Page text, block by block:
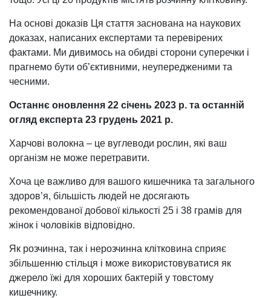
На основі доказів Ця стаття заснована на наукових
доказах, написаних експертами та перевірених
фактами. Ми дивимось на обидві сторони суперечки і
прагнемо бути об’єктивними, неупередженими та
чесними.
Останнє оновлення 22 січень 2023 р. та останній
огляд експерта 23 грудень 2021 р.
Харчові волокна – це вуглеводи рослин, які ваш
організм не може перетравити.
Хоча це важливо для вашого кишечника та загального
здоров’я, більшість людей не досягають
рекомендованої добової кількості 25 і 38 грамів для
жінок і чоловіків відповідно.
Як розчинна, так і нерозчинна клітковина сприяє
збільшенню стільця і може використовуватися як
джерело їжі для хороших бактерій у товстому
кишечнику.